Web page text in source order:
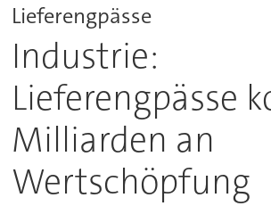
Lieferengpässe
Industrie:
Lieferengpässe
Milliarden an
Wertschöpfung